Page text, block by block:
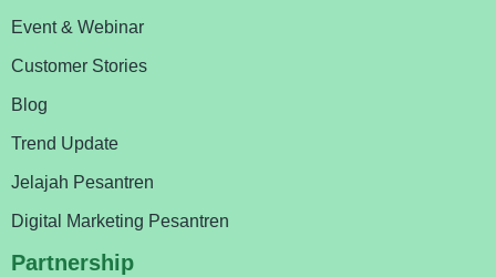
Event & Webinar
Customer Stories
Blog
Trend Update
Jelajah Pesantren
Digital Marketing Pesantren
Partnership